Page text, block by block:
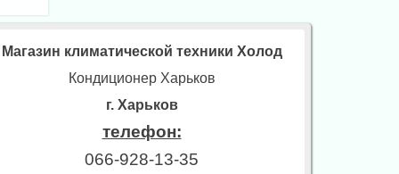
Магазин климатической техники Холод
Кондиционер Харьков
г. Харьков
телефон:
066-928-13-35